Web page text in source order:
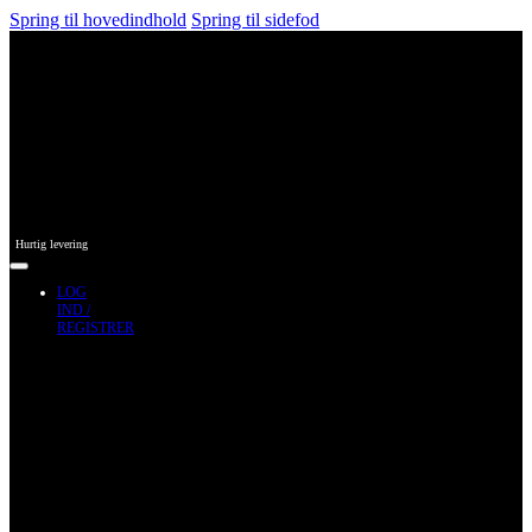
Spring til hovedindhold Spring til sidefod
Hurtig levering
LOG
IND /
REGISTRER